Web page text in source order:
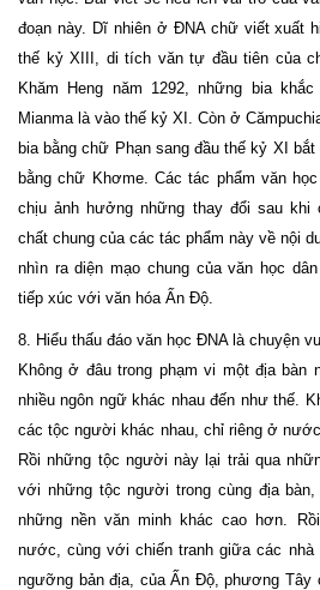
đoạn này. Dĩ nhiên ở ĐNA chữ viết xuất
thế kỷ XIII, di tích văn tự đầu tiên của
Khăm Heng năm 1292, những bia
Mianma là vào thế kỷ XI. Còn ở
bia bằng chữ Phạn sang đầu thế kỷ XI
bằng chữ Khơme. Các tác phẩm văn
chịu ảnh hưởng những thay đổi sau
chất chung của các tác phẩm này về nội
nhìn ra diện mạo chung của văn học
tiếp xúc với văn hóa Ấn Độ.
8. Hiểu thấu đáo văn học ĐNA là chuyện
Không ở đâu trong phạm vi một địa bàn
nhiều ngôn ngữ khác nhau đến như thế.
các tộc người khác nhau, chỉ riêng ở
Rồi những tộc người này lại trải qua
với những tộc người trong cùng địa
những nền văn minh khác cao hơn.
nước, cùng với chiến tranh giữa các
ngưỡng bản địa, của Ấn Độ, phương Tây